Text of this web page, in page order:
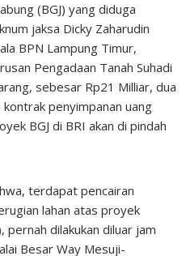
(BGJ) yang diduga
jaksa Dicky Zaharudin
BPN Lampung Timur,
Pengadaan Tanah Suhadi
sebesar Rp21 Milliar, dua
penyimpanan uang
BGJ di BRI akan di pindah
terdapat pencairan
lahan atas proyek
pernah dilakukan diluar jam
Besar Way Mesuji-